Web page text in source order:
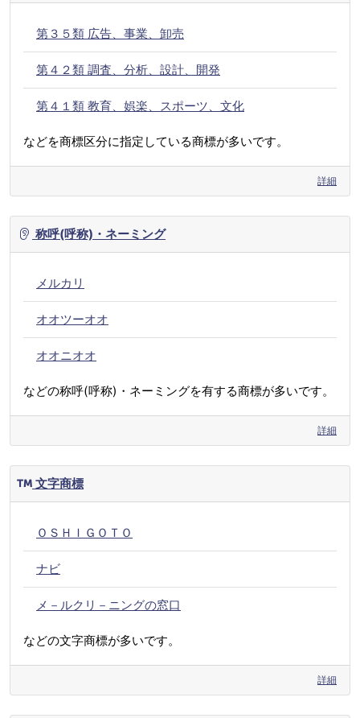
第３５類 広告、事業、卸売
第４２類 調査、分析、設計、開発
第４１類 教育、娯楽、スポーツ、文化
などを商標区分に指定している商標が多いです。
詳細
称呼(呼称)・ネーミング
メルカリ
オオツーオオ
オオニオオ
などの称呼(呼称)・ネーミングを有する商標が多いです。
詳細
文字商標
ＯＳＨＩＧＯＴＯ
ナビ
メ－ルクリ－ニングの窓口
などの文字商標が多いです。
詳細